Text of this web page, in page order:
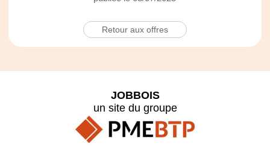
Retour aux offres
JOBBOIS
un site du groupe